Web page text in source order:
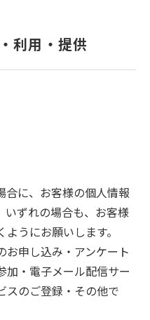
利用・提供
合に、お客様の個人情報
いずれの場合も、お客様
うにお願いします。
お申し込み・アンケート
加・電子メール配信サー
スのご登録・その他で